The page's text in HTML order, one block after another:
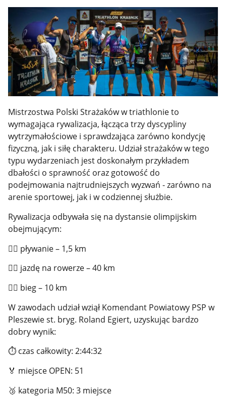
Mistrzostwa Polski Strażaków w triathlonie to
wymagająca rywalizacja, łącząca trzy dyscypliny
wytrzymałościowe i sprawdzająca zarówno kondycję
fizyczną, jak i siłę charakteru. Udział strażaków w tego
typu wydarzeniach jest doskonałym przykładem
dbałości o sprawność oraz gotowość do
podejmowania najtrudniejszych wyzwań - zarówno na
arenie sportowej, jak i w codziennej służbie.
Rywalizacja odbywała się na dystansie olimpijskim
obejmującym:
🏊‍♂️ pływanie – 1,5 km
🚴‍♂️ jazdę na rowerze – 40 km
🏃‍♂️ bieg – 10 km
W zawodach udział wziął Komendant Powiatowy PSP w
Pleszewie st. bryg. Roland Egiert, uzyskując bardzo
dobry wynik:
⏱️ czas całkowity: 2:44:32
🏅 miejsce OPEN: 51
🥉 kategoria M50: 3 miejsce